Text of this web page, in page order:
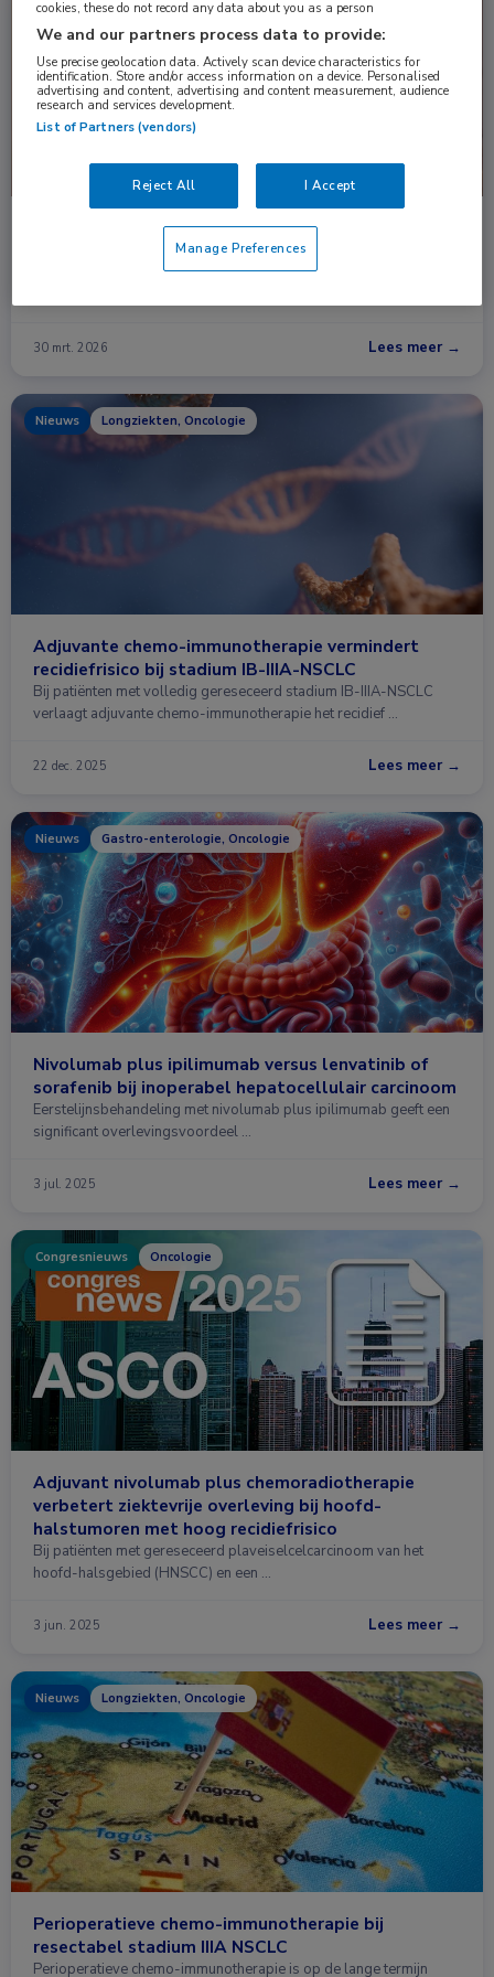
9-jaarsdata CheckMate 238: nivolumab voor
gereseceerd stadium III/IV-melanoom
De definitieve 9-jaarsresultaten bevestigen dat adjuvante
30 mrt. 2026 Lees meer →
Nieuws Longziekten, Oncologie
Adjuvante chemo-immunotherapie vermindert
recidiefrisico bij stadium IB-IIIA-NSCLC
Bij patiënten met volledig gereseceerd stadium IB-IIIA-NSCLC
verlaagt adjuvante chemo-immunotherapie het recidief …
22 dec. 2025 Lees meer →
Nieuws Gastro-enterologie, Oncologie
Nivolumab plus ipilimumab versus lenvatinib of
sorafenib bij inoperabel hepatocellulair carcinoom
Eerstelijnsbehandeling met nivolumab plus ipilimumab geeft een
significant overlevingsvoordeel …
3 jul. 2025 Lees meer →
Congresnieuws Oncologie
Adjuvant nivolumab plus chemoradiotherapie
verbetert ziektevrije overleving bij hoofd-
halstumoren met hoog recidiefrisico
Bij patiënten met gereseceerd plaveiselcelcarcinoom van het
hoofd-halsgebied (HNSCC) en een …
3 jun. 2025 Lees meer →
Nieuws Longziekten, Oncologie
Perioperatieve chemo-immunotherapie bij
resectabel stadium IIIA NSCLC
Perioperatieve chemo-immunotherapie is op de lange termijn
cookies, these do not record any data about you as a person
We and our partners process data to provide:
Use precise geolocation data. Actively scan device characteristics for
identification. Store and/or access information on a device. Personalised
advertising and content, advertising and content measurement, audience
research and services development.
List of Partners (vendors)
Reject All I Accept
Manage Preferences